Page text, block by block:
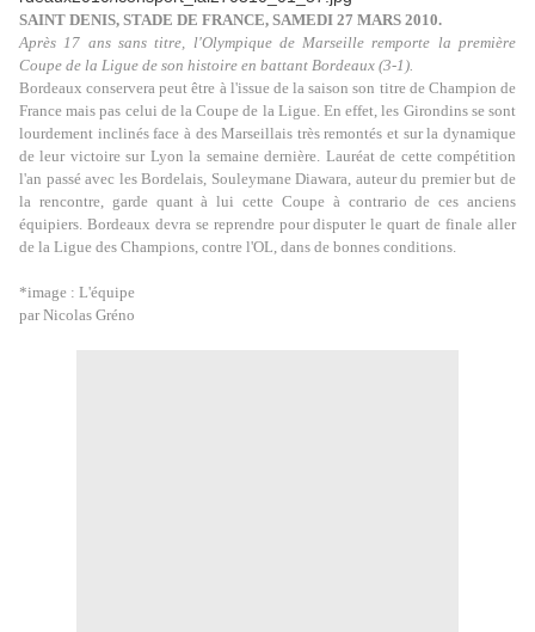
SAINT DENIS, STADE DE FRANCE, SAMEDI 27 MARS 2010.
Après 17 ans sans titre, l'Olympique de Marseille remporte la première
Coupe de la Ligue de son histoire en battant Bordeaux (3-1).
Bordeaux conservera peut être à l'issue de la saison son titre de Champion de
France mais pas celui de la Coupe de la Ligue. En effet, les Girondins se sont
lourdement inclinés face à des Marseillais très remontés et sur la dynamique
de leur victoire sur Lyon la semaine dernière. Lauréat de cette compétition
l'an passé avec les Bordelais, Souleymane Diawara, auteur du premier but de
la rencontre, garde quant à lui cette Coupe à contrario de ces anciens
équipiers. Bordeaux devra se reprendre pour disputer le quart de finale aller
de la Ligue des Champions, contre l'OL, dans de bonnes conditions.
*image : L'équipe
par Nicolas Gréno